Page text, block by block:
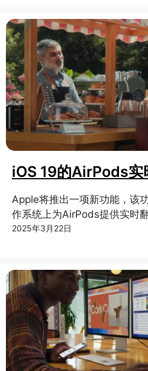
iOS 19的AirPods实
Apple将推出一项新功能，该
作系统上为AirPods提供实时翻
2025年3月22日